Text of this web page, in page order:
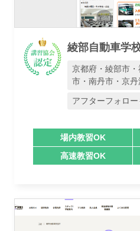
綾部自動車学
京都府・綾部市
市・南丹市・京丹
アフターフォロー
場内教習OK
高速教習OK